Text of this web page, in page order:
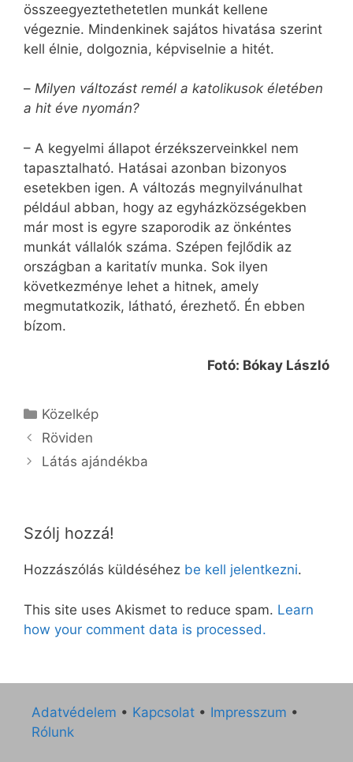
összeegyeztethetetlen munkát kellene
végeznie. Mindenkinek sajátos hivatása szerint
kell élnie, dolgoznia, képviselnie a hitét.
– Milyen változást remél a katolikusok életében
a hit éve nyomán?
– A kegyelmi állapot érzékszerveinkkel nem
tapasztalható. Hatásai azonban bizonyos
esetekben igen. A változás megnyilvánulhat
például abban, hogy az egyházközségekben
már most is egyre szaporodik az önkéntes
munkát vállalók száma. Szépen fejlődik az
országban a karitatív munka. Sok ilyen
következménye lehet a hitnek, amely
megmutatkozik, látható, érezhető. Én ebben
bízom.
Fotó: Bókay László
Kategória
Közelkép
Röviden
Látás ajándékba
Szólj hozzá!
Hozzászólás küldéséhez be kell jelentkezni.
This site uses Akismet to reduce spam. Learn
how your comment data is processed.
Adatvédelem • Kapcsolat • Impresszum •
Rólunk